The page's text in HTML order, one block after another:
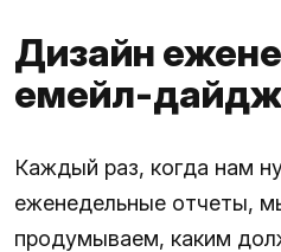
Дизайн
емейл-
Каждый раз, когда нам
еженедельные отчеты,
продумываем, каким